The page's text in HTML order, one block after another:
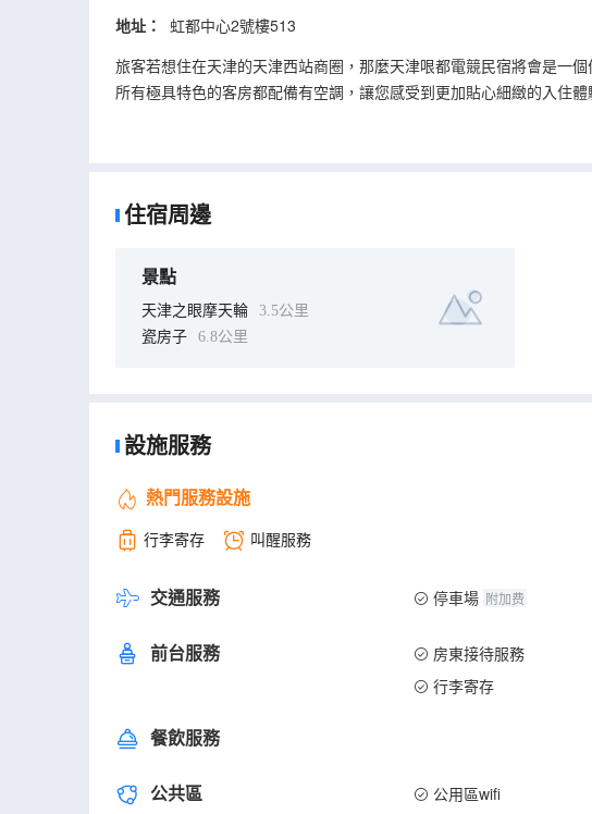
地址：
虹都中心2號樓513
旅客若想住在天津的天津西站商圈，那麼天津哏都電競民宿將會是一個
所有極具特色的客房都配備有空調，讓您感受到更加貼心細緻的入住
住宿周邊
景點
天津之眼摩天輪
3.5公里
瓷房子
6.8公里
設施服務
熱門服務設施
行李寄存 叫醒服務
交通服務 停車場 附加费
前台服務 房東接待服務
行李寄存
餐飲服務
公共區 公用區wifi